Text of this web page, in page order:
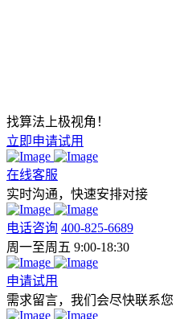
找算法上极视角！
立即申请试用
在线客服
实时沟通，快速安排对接
电话咨询 400-825-6689
周一至周五 9:00-18:30
申请试用
需求留言，我们会尽快联系您